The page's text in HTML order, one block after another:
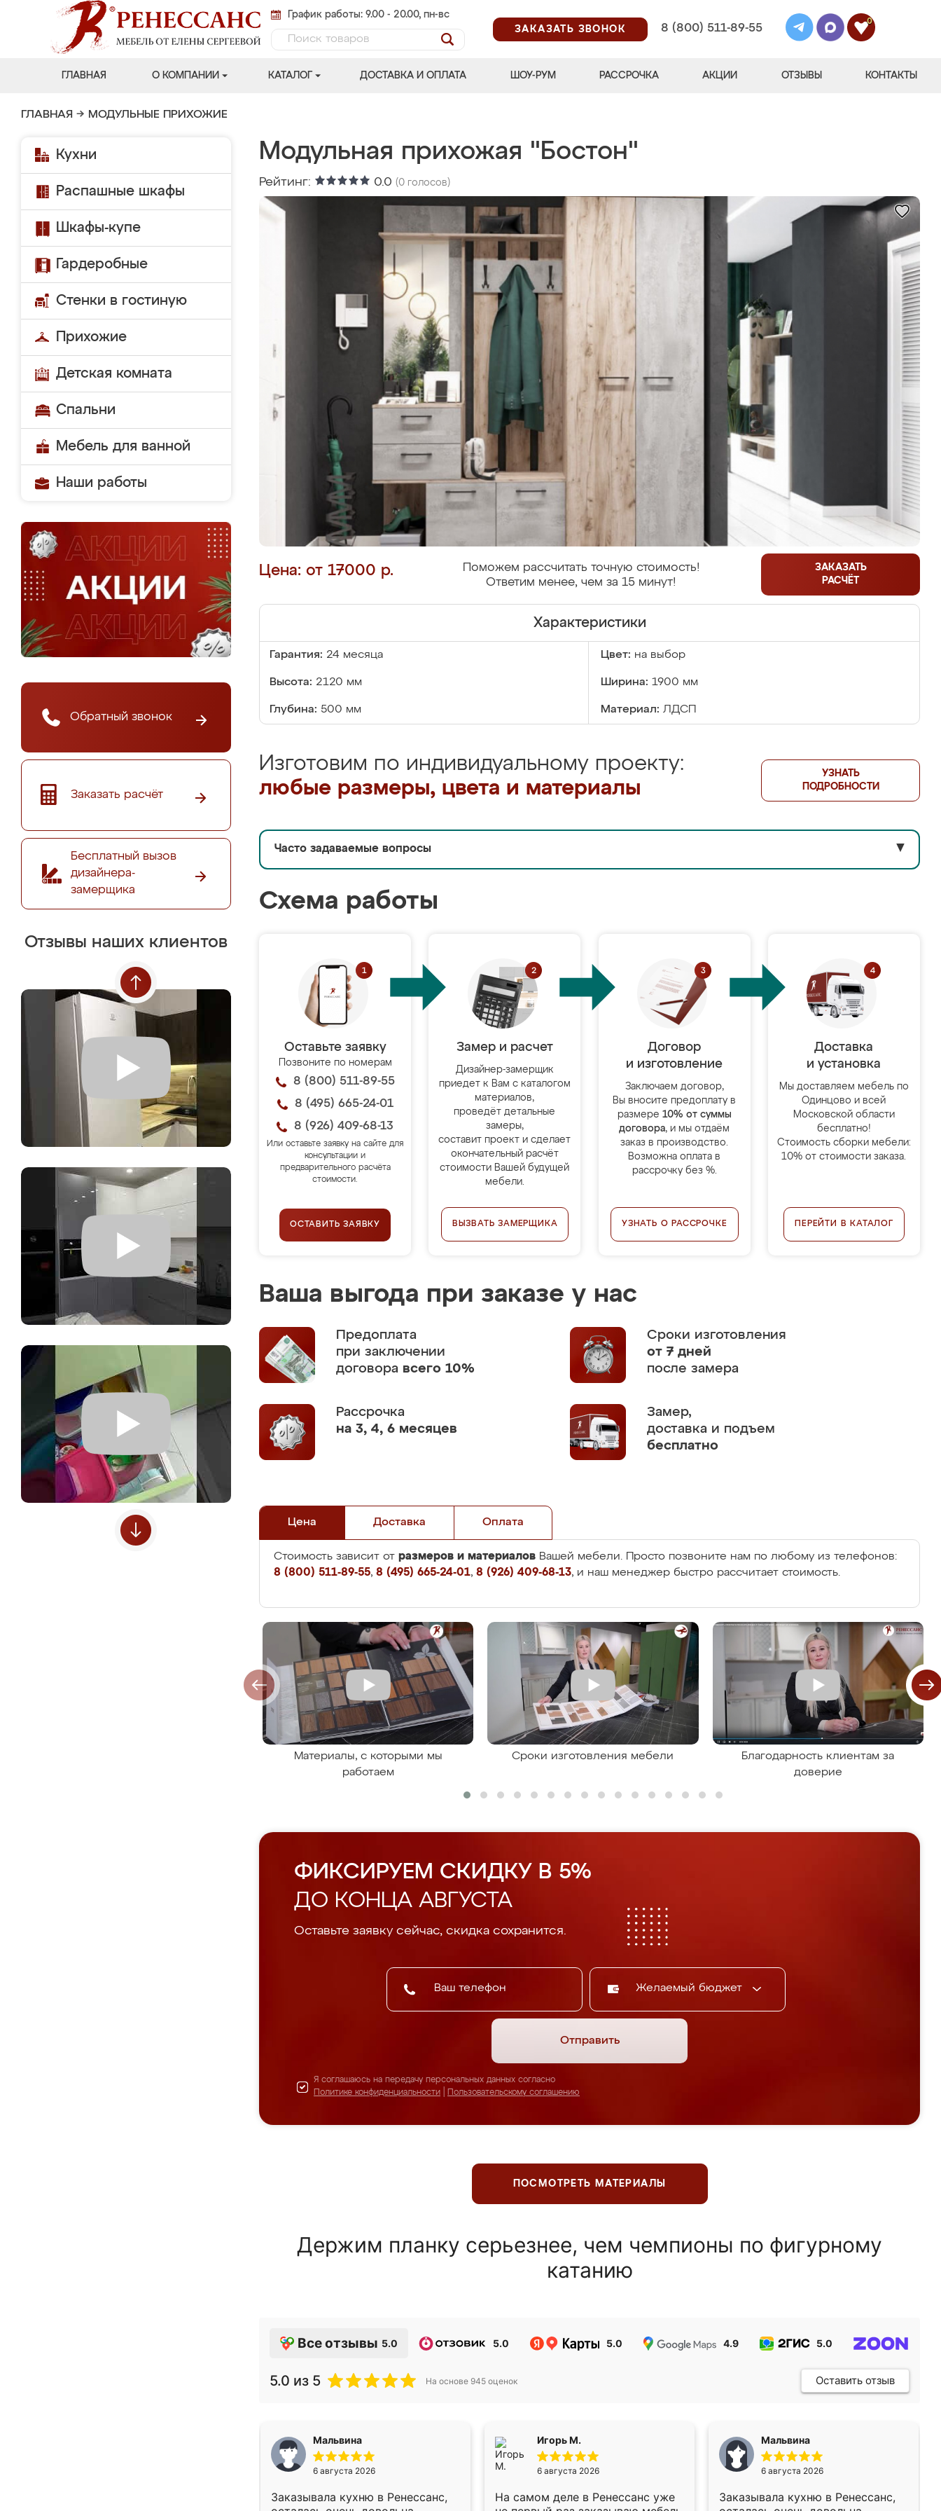
График работы: 9.00 - 20.00, пн-вс
ЗАКАЗАТЬ ЗВОНОК
8 (800) 511-89-55
0
ГЛАВНАЯ О КОМПАНИИ КАТАЛОГ ДОСТАВКА И ОПЛАТА ШОУ-РУМ РАССРОЧКА АКЦИИ ОТЗЫВЫ КОНТАКТЫ
ГЛАВНАЯ → МОДУЛЬНЫЕ ПРИХОЖИЕ
Кухни
Распашные шкафы
Шкафы-купе
Гардеробные
Стенки в гостиную
Прихожие
Детская комната
Спальни
Мебель для ванной
Наши работы
Обратный звонок
Заказать расчёт
Бесплатный вызов
дизайнера-
замерщика
Отзывы наших клиентов
Модульная прихожая "Бостон"
Рейтинг: 0.0 (0 голосов)
Цена: от 17000 р.
Поможем рассчитать точную стоимость!
Ответим менее, чем за 15 минут!
ЗАКАЗАТЬ
РАСЧЁТ
Характеристики
Гарантия: 24 месяца Цвет: на выбор
Высота: 2120 мм Ширина: 1900 мм
Глубина: 500 мм Материал: ЛДСП
Изготовим по индивидуальному проекту:
любые размеры, цвета и материалы
УЗНАТЬ
ПОДРОБНОСТИ
Часто задаваемые вопросы ▼
Схема работы
Оставьте заявку
Позвоните по номерам
8 (800) 511-89-55
8 (495) 665-24-01
8 (926) 409-68-13
Или оставьте заявку на сайте для
консультации и
предварительного расчёта
стоимости.
ОСТАВИТЬ ЗАЯВКУ
Замер и расчет
Дизайнер-замерщик
приедет к Вам с каталогом
материалов,
проведёт детальные
замеры,
составит проект и сделает
окончательный расчёт
стоимости Вашей будущей
мебели.
ВЫЗВАТЬ ЗАМЕРЩИКА
Договор
и изготовление
Заключаем договор,
Вы вносите предоплату в
размере 10% от суммы
договора, и мы отдаём
заказ в производство.
Возможна оплата в
рассрочку без %.
УЗНАТЬ О РАССРОЧКЕ
Доставка
и установка
Мы доставляем мебель по
Одинцово и всей
Московской области
бесплатно!
Стоимость сборки мебели:
10% от стоимости заказа.
ПЕРЕЙТИ В КАТАЛОГ
Ваша выгода при заказе у нас
Предоплата
при заключении
договора всего 10%
Сроки изготовления
от 7 дней
после замера
Рассрочка
на 3, 4, 6 месяцев
Замер,
доставка и подъем
бесплатно
Цена Доставка Оплата
Стоимость зависит от размеров и материалов Вашей мебели. Просто позвоните нам по любому из телефонов:
8 (800) 511-89-55, 8 (495) 665-24-01, 8 (926) 409-68-13, и наш менеджер быстро рассчитает стоимость.
Материалы, с которыми мы
работаем
Сроки изготовления мебели
Благодарность клиентам за
доверие
ФИКСИРУЕМ СКИДКУ В 5%
ДО КОНЦА АВГУСТА
Оставьте заявку сейчас, скидка сохранится.
Желаемый бюджет
Отправить
Я соглашаюсь на передачу персональных данных согласно
Политике конфиденциальности
Пользовательскому соглашению
ПОСМОТРЕТЬ МАТЕРИАЛЫ
Держим планку серьезнее, чем чемпионы по фигурному
катанию
Все отзывы 5.0 5.0 5.0 4.9 5.0
5.0 из 5 На основе 945 оценок Оставить отзыв
Мальвина
6 августа 2026
Заказывала кухню в Ренессанс,
Игорь М.
6 августа 2026
На самом деле в Ренессанс уже
Мальвина
6 августа 2026
Заказывала кухню в Ренессанс,